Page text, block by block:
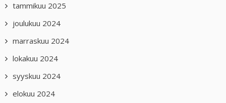
tammikuu 2025
joulukuu 2024
marraskuu 2024
lokakuu 2024
syyskuu 2024
elokuu 2024